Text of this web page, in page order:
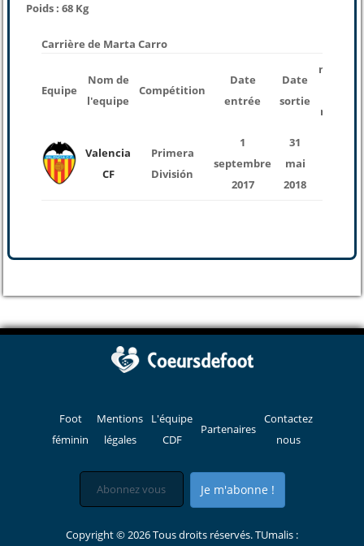
Poids : 68 Kg
Carrière de Marta Carro
Equipe
Nom de
l'equipe
Compétition
Date
entrée
Date
sortie
nombre
matchs
Valencia
CF
Primera
División
1
septembre
2017
31
mai
2018
Foot
féminin
Mentions
légales
L'équipe
CDF
Partenaires
Contactez
nous
Je m'abonne !
Copyright © 2026 Tous droits réservés. TUmalis :